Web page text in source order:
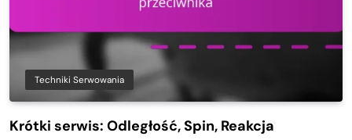
Techniki Serwowania
Krótki serwis: Odległość, Spin, Reakcja